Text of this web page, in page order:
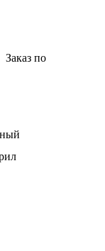
Заказ по